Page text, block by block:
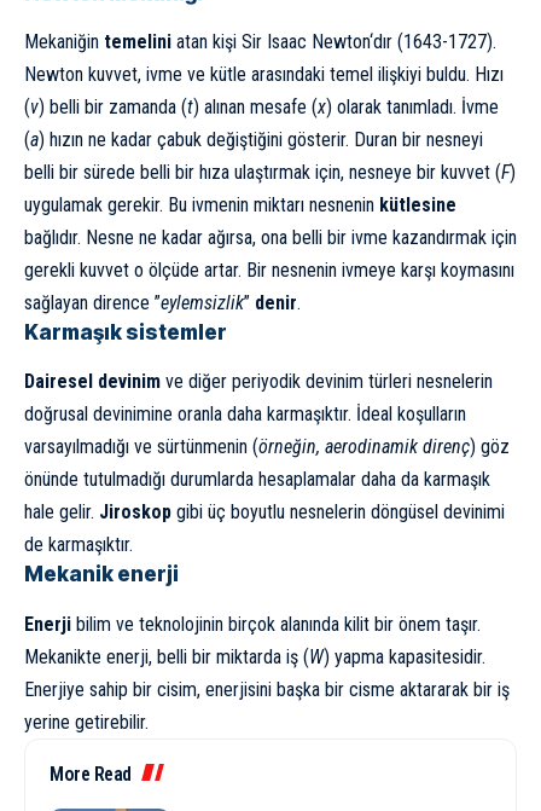
Mekaniğin temelini atan kişi Sir Isaac Newton‘dır (1643-1727).
Newton kuvvet, ivme ve kütle arasındaki temel ilişkiyi buldu. Hızı
(v) belli bir zamanda (t) alınan mesafe (x) olarak tanımladı. İvme
(a) hızın ne kadar çabuk değiştiğini gösterir. Duran bir nesneyi
belli bir sürede belli bir hıza ulaştırmak için, nesneye bir kuvvet (F)
uygulamak gerekir. Bu ivmenin miktarı nesnenin kütlesine
bağlıdır. Nesne ne kadar ağırsa, ona belli bir ivme kazandırmak için
gerekli kuvvet o ölçüde artar. Bir nesnenin ivmeye karşı koymasını
sağlayan dirence ”eylemsizlik” denir.
Karmaşık sistemler
Dairesel devinim ve diğer periyodik devinim türleri nesnelerin
doğrusal devinimine oranla daha karmaşıktır. İdeal koşulların
varsayılmadığı ve sürtünmenin (örneğin, aerodinamik direnç) göz
önünde tutulmadığı durumlarda hesaplamalar daha da karmaşık
hale gelir. Jiroskop gibi üç boyutlu nesnelerin döngüsel devinimi
de karmaşıktır.
Mekanik enerji
Enerji bilim ve teknolojinin birçok alanında kilit bir önem taşır.
Mekanikte enerji, belli bir miktarda iş (W) yapma kapasitesidir.
Enerjiye sahip bir cisim, enerjisini başka bir cisme aktararak bir iş
yerine getirebilir.
More Read